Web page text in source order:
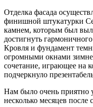
Отделка фасада
финишной штукатурки
камнем, которым был
достигнуть
Кровля и фундамент
огромными окнами
сочетание, играющее на
подчеркнуло
Нам было очень приятно
несколько месяцев после